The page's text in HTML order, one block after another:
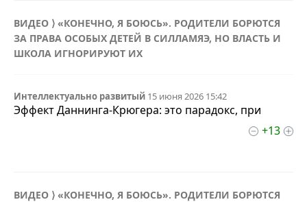
ВИДЕО ⟩ «КОНЕЧНО, Я БОЮСЬ». РОДИТЕЛИ БОРЮТСЯ
ЗА ПРАВА ОСОБЫХ ДЕТЕЙ В СИЛЛАМЯЭ, НО ВЛАСТЬ И
ШКОЛА ИГНОРИРУЮТ ИХ
Интеллектуально развитый 15 июня 2026 15:42
Эффект Даннинга-Крюгера: это парадокс, при
+13
ВИДЕО ⟩ «КОНЕЧНО, Я БОЮСЬ». РОДИТЕЛИ БОРЮТСЯ